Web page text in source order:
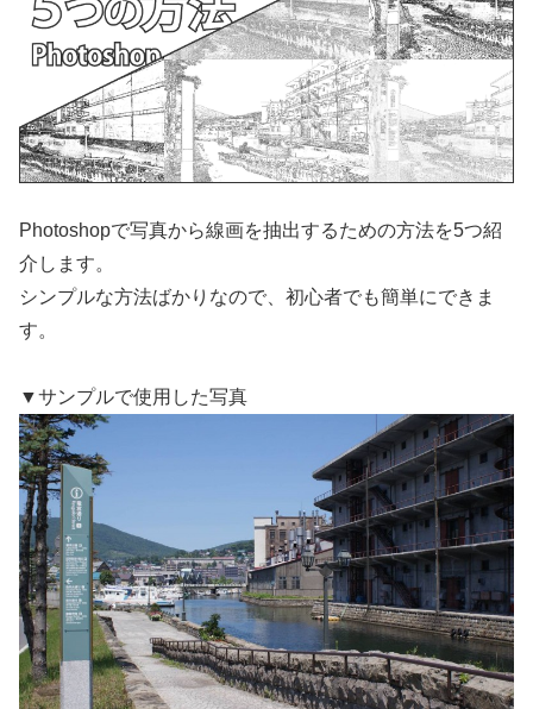
Photoshopで写真から線画を抽出するための方法を5つ紹
介します。
シンプルな方法ばかりなので、初心者でも簡単にできま
す。
▼サンプルで使用した写真